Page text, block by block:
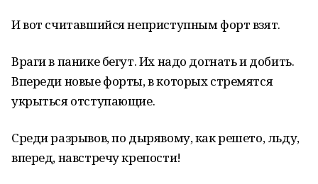
И вот считавшийся неприступным форт взят.
Враги в панике бегут. Их надо догнать и добить.
Впереди новые форты, в которых стремятся
укрыться отступающие.
Среди разрывов, по дырявому, как решето, льду,
вперед, навстречу крепости!